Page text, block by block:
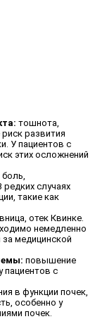
тошнота,
развития
У пациентов с
этих осложнений
случаях
такие как
отек Квинке.
немедленно
медицинской
повышение
пациентов с
в функции почек,
особенно у
почек.